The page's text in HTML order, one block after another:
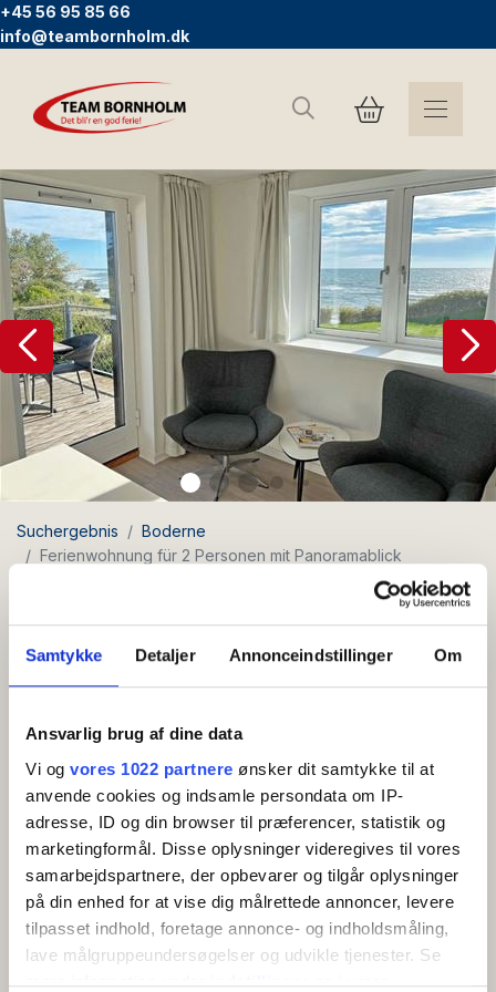
Samtykke Detaljer Annonceindstillinger Om
Ansvarlig brug af dine data
Vi og vores 1022 partnere ønsker dit samtykke til at
anvende cookies og indsamle persondata om IP-
adresse, ID og din browser til præferencer, statistik og
marketingformål. Disse oplysninger videregives til vores
samarbejdspartnere, der opbevarer og tilgår oplysninger
på din enhed for at vise dig målrettede annoncer, levere
tilpasset indhold, foretage annonce- og indholdsmåling,
lave målgruppeundersøgelser og udvikle tjenester. Se
mere information underindstillingerog i vores
+45 56 95 85 66
info@teambornholm.dk
Suchen
Suchergebnis
Boderne
Ferienwohnung für 2 Personen mit Panoramablick
Ferienwohnung für 2 Personen
mit Panoramablick
Umgebung: Boderne
WLAN
Ferienwohnung für 2 Personen mit schönem
Panoramablick auf das Meer von der Terrasse.
Wohnung im Erdgeschoss: Eingangshalle mit Eingang
zum Badezimmer und kombiniertem Wohnzimmer und
kleiner Küche mit Kaffeemaschine, Wasserkocher und
Mehr anzeigen
AMENITIES